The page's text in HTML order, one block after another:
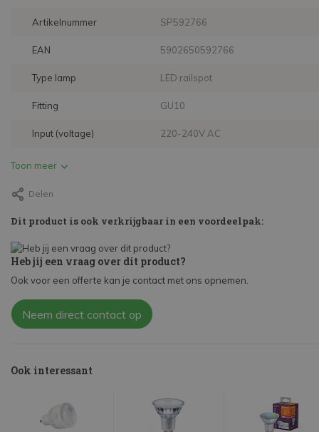
Artikelnummer SP592766
EAN 5902650592766
Type lamp LED railspot
Fitting GU10
Input (voltage) 220-240V AC
Toon meer
Delen
Dit product is ook verkrijgbaar in een voordeelpak:
Heb jij een vraag over dit product?
Ook voor een offerte kan je contact met ons opnemen.
Neem direct contact op
Ook interessant